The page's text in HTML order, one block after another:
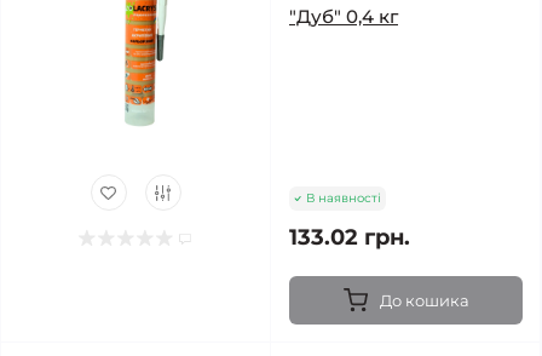
"Дуб" 0,4 кг
В наявності
133.02 грн.
До кошика